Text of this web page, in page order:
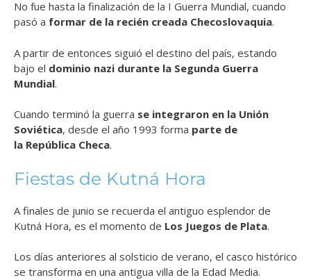
No fue hasta la finalización de la I Guerra Mundial, cuando
pasó a formar de la recién creada Checoslovaquia.
A partir de entonces siguió el destino del país, estando
bajo el dominio nazi durante la Segunda Guerra
Mundial.
Cuando terminó la guerra se integraron en la Unión
Soviética, desde el año 1993 forma parte de
la República Checa.
Fiestas de Kutná Hora
A finales de junio se recuerda el antiguo esplendor de
Kutná Hora, es el momento de Los Juegos de Plata.
Los días anteriores al solsticio de verano, el casco histórico
se transforma en una antigua villa de la Edad Media.